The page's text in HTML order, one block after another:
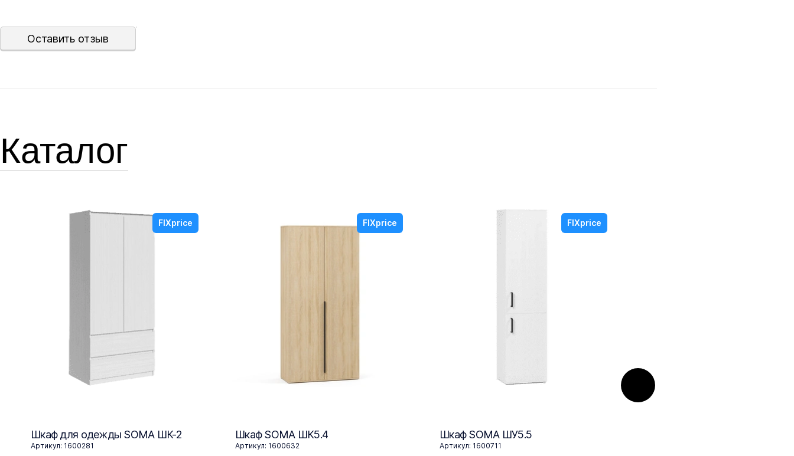
Оставить отзыв
Каталог
FIXprice
Шкаф для одежды SOMA ШК-2
Артикул: 1600281
FIXprice
Шкаф SOMA ШК5.4
Артикул: 1600632
FIXprice
Шкаф SOMA ШУ5.5
Артикул: 1600711